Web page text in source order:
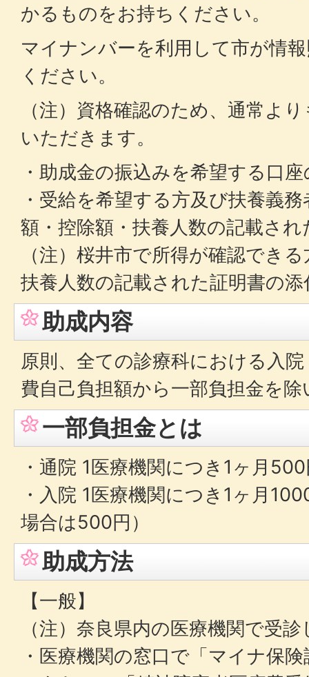
かるものをお持ちください。
マイナンバーを利用して市が情
ください。
（注）資格確認のため、通常よ
いただきます。
・助成金の振込みを希望する口
・受給を希望する方及び扶養義
額・控除額・扶養人数の記載さ
（注）桜井市で所得が確認でき
扶養人数の記載された証明書の
助成内容
原則、全ての診療科における入
費自己負担額から一部負担金を
一部負担金とは
・通院 1医療機関につき1ヶ月
・入院 1医療機関につき1ヶ月
場合は500円）
助成方法
【一般】
（注）奈良県内の医療機関で受
・医療機関の窓口で「マイナ保